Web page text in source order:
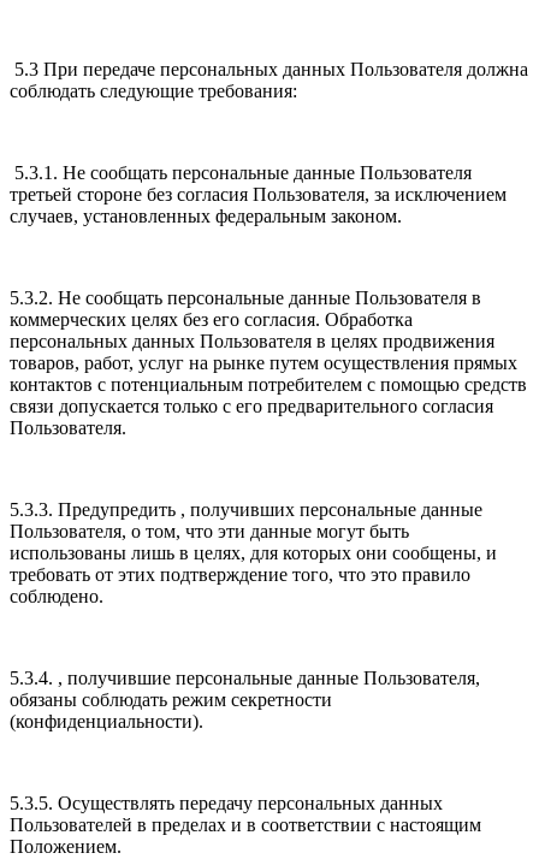
5.3 При передаче персональных данных Пользователя должна
соблюдать следующие требования:
5.3.1. Не сообщать персональные данные Пользователя
третьей стороне без согласия Пользователя, за исключением
случаев, установленных федеральным законом.
5.3.2. Не сообщать персональные данные Пользователя в
коммерческих целях без его согласия. Обработка
персональных данных Пользователя в целях продвижения
товаров, работ, услуг на рынке путем осуществления прямых
контактов с потенциальным потребителем с помощью средств
связи допускается только с его предварительного согласия
Пользователя.
5.3.3. Предупредить , получивших персональные данные
Пользователя, о том, что эти данные могут быть
использованы лишь в целях, для которых они сообщены, и
требовать от этих подтверждение того, что это правило
соблюдено.
5.3.4. , получившие персональные данные Пользователя,
обязаны соблюдать режим секретности
(конфиденциальности).
5.3.5. Осуществлять передачу персональных данных
Пользователей в пределах и в соответствии с настоящим
Положением.